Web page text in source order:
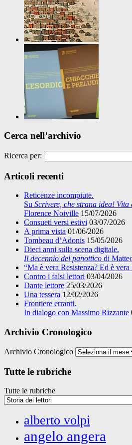
Cerca nell’archivio
Ricerca per:
Articoli recenti
Reticenze incompiute.
Su Scrivere, che strana idea!
Florence Noiville 15/07/2026
Consueti versi estivi 03/07/2026
A prima vista 01/06/2026
Tombeau d’Adonis 15/05/2026
Dieci anni sulla scena digitale.
Il decennio del panottico di
“Ma è vera Resistenza? Ed è vera
Contro i falsi lettori 03/04/2026
Dante lettore 25/03/2026
Una tessera 12/02/2026
Frontiere erranti.
In dialogo con Massimo Rizzante
Archivio Cronologico
Archivio Cronologico
Tutte le rubriche
Tutte le rubriche
alberto volpi
angelo angera